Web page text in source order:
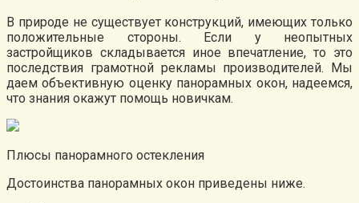
В природе не существует конструкций, имеющих только
положительные стороны. Если у неопытных
застройщиков складывается иное впечатление, то это
последствия грамотной рекламы производителей. Мы
даем объективную оценку панорамных окон, надеемся,
что знания окажут помощь новичкам.
Плюсы панорамного остекления
Достоинства панорамных окон приведены ниже.